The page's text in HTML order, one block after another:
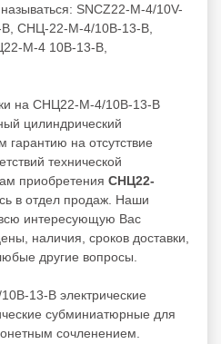
SNCZ22-M-4/10V-
СНЦ-22-М-4/10В-13-В,
М-4 10В-13-В,
на СНЦ22-М-4/10В-13-В
цилиндрический
на отсутствие
технической
приобретения СНЦ22-
в отдел продаж. Наши
интересующую Вас
наличия, сроков доставки,
другие вопросы.
13-В электрические
субминиатюрные для
сочленением.